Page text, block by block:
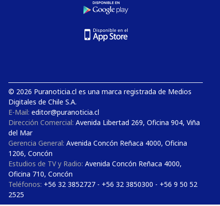
© 2026 Puranoticia.cl es una marca registrada de Medios
Digitales de Chile S.A.
E-Mail: editor@puranoticia.cl
Dirección Comercial: Avenida Libertad 269, Oficina 904, Viña
del Mar
Gerencia General: Avenida Concón Reñaca 4000, Oficina
1206, Concón
Estudios de TV y Radio: Avenida Concón Reñaca 4000,
Oficina 710, Concón
Teléfonos: +56 32 3852727 - +56 32 3850300 - +56 9 50 52
2525